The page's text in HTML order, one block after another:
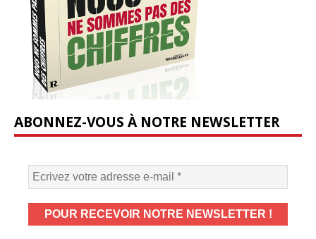
ABONNEZ-VOUS À NOTRE NEWSLETTER